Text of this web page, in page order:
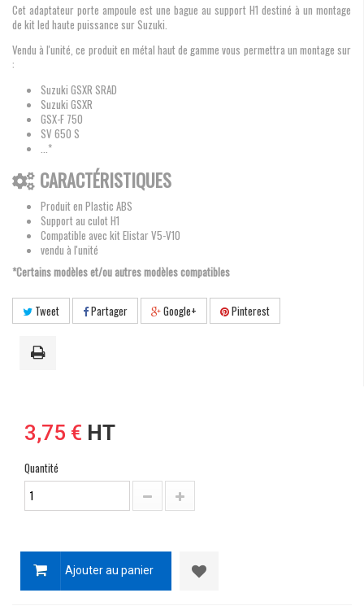
Cet adaptateur porte ampoule est une bague au support H1 destiné à un montage
de kit led haute puissance sur Suzuki.
Vendu à l'unité, ce produit en métal haut de gamme vous permettra un montage sur
:
Suzuki GSXR SRAD
Suzuki GSXR
GSX-F 750
SV 650 S
...*
CARACTÉRISTIQUES
Produit en Plastic ABS
Support au culot H1
Compatible avec kit Elistar V5-V10
vendu à l'unité
*Certains modèles et/ou autres modèles compatibles
Tweet Partager Google+ Pinterest
3,75 € HT
Quantité
Ajouter au panier